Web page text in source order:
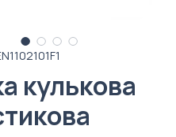
кулькова